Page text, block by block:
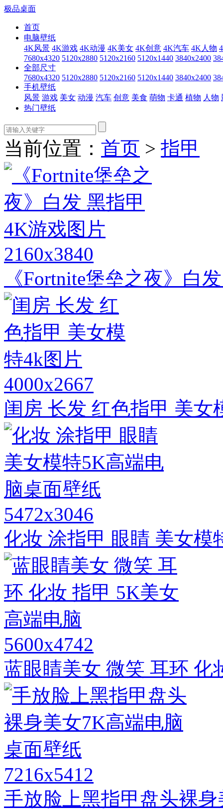
极品桌面
首页
电脑壁纸
4K风景 4K游戏 4K动漫 4K美女 4K创意 4K汽车 4K人物
7680x4320 5120x2880 5120x2160 5120x1440 3840x2400
全部尺寸
7680x4320 5120x2880 5120x2160 5120x1440 3840x2400
手机壁纸
风景 游戏 美女 动漫 汽车 创意 美食 萌物 卡通 植物 人物
热门壁纸
当前位置： 首页 > 指甲
2160x3840
《Fortnite堡垒之夜》白
4000x2667
闺房 长发 红色指甲 美女
5472x3046
化妆 涂指甲 眼睛 美女模
5600x4742
蓝眼睛美女 微笑 耳环 化
7216x5412
手放脸上黑指甲盘头裸